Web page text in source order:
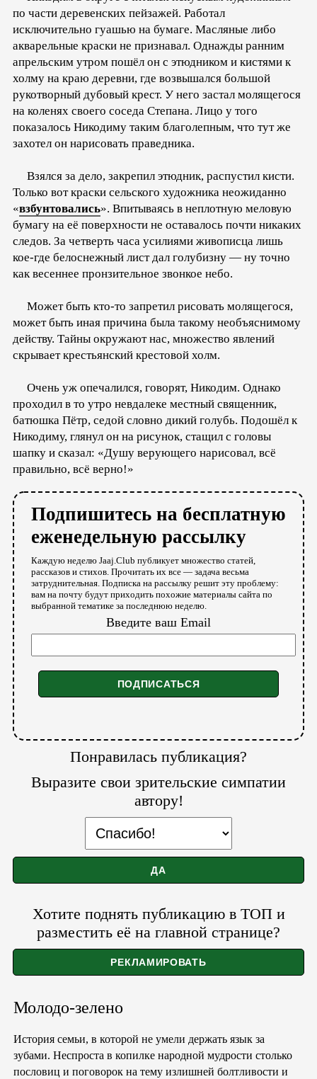
по части деревенских пейзажей. Работал
исключительно гуашью на бумаге. Масляные либо
акварельные краски не признавал. Однажды ранним
апрельским утром пошёл он с этюдником и кистями к
холму на краю деревни, где возвышался большой
рукотворный дубовый крест. У него застал молящегося
на коленях своего соседа Степана. Лицо у того
показалось Никодиму таким благолепным, что тут же
захотел он нарисовать праведника.
Взялся за дело, закрепил этюдник, распустил кисти.
Только вот краски сельского художника неожиданно
«взбунтовались». Впитываясь в неплотную меловую
бумагу на её поверхности не оставалось почти никаких
следов. За четверть часа усилиями живописца лишь
кое-где белоснежный лист дал голубизну — ну точно
как весеннее пронзительное звонкое небо.
Может быть кто-то запретил рисовать молящегося,
может быть иная причина была такому необъяснимому
действу. Тайны окружают нас, множество явлений
скрывает крестьянский крестовой холм.
Очень уж опечалился, говорят, Никодим. Однако
проходил в то утро невдалеке местный священник,
батюшка Пётр, седой словно дикий голубь. Подошёл к
Никодиму, глянул он на рисунок, стащил с головы
шапку и сказал: «Душу верующего нарисовал, всё
правильно, всё верно!»
Подпишитесь на бесплатную
еженедельную рассылку
Каждую неделю Jaaj.Club публикует множество статей,
рассказов и стихов. Прочитать их все — задача весьма
затруднительная. Подписка на рассылку решит эту проблему:
вам на почту будут приходить похожие материалы сайта по
выбранной тематике за последнюю неделю.
Введите ваш Email
Понравилась публикация?
Выразите свои зрительские симпатии
автору!
Хотите поднять публикацию в ТОП и
разместить её на главной странице?
Молодо-зелено
История семьи, в которой не умели держать язык за
зубами. Неспроста в копилке народной мудрости столько
пословиц и поговорок на тему излишней болтливости и